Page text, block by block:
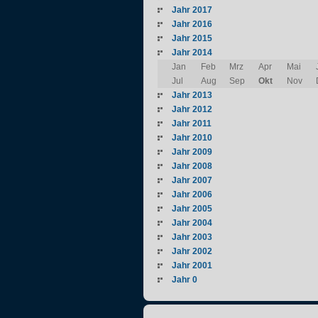
Jahr 2017
Jahr 2016
Jahr 2015
Jahr 2014
Jan
Feb Mrz Apr Mai
Jul
Aug Sep Okt Nov
Jahr 2013
Jahr 2012
Jahr 2011
Jahr 2010
Jahr 2009
Jahr 2008
Jahr 2007
Jahr 2006
Jahr 2005
Jahr 2004
Jahr 2003
Jahr 2002
Jahr 2001
Jahr 0